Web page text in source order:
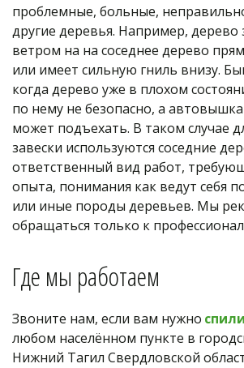
проблемные, больные,
другие деревья. Например, дерево
ветром на на соседнее дерево
или имеет сильную гниль внизу.
когда дерево уже в плохом
по нему не безопасно, а
может подъехать. В таком случае
завески используются соседние
ответственный вид работ,
опыта, понимания как ведут себя
или иные породы деревьев. Мы
обращаться только к
Где мы работаем
Звоните нам, если вам нужно
любом населённом пункте в
Нижний Тагил Свердловской